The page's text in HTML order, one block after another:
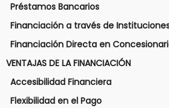
Préstamos Bancarios
Financiación a través de
Financiación Directa en
VENTAJAS DE LA FINANCIACIÓN
Accesibilidad Financiera
Flexibilidad en el Pago